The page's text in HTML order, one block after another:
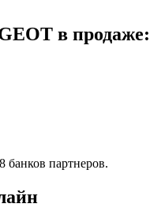
в продаже:
банков партнеров.